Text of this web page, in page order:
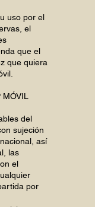
uso por el
el
que el
que quiera
MÓVIL
del
sujeción
así
las
el
por